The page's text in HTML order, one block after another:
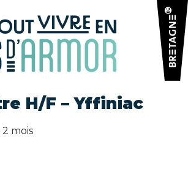
H/F – Yffiniac
mois